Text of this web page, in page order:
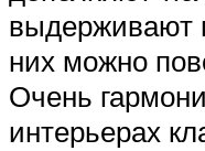
них можно
Очень
интерьерах